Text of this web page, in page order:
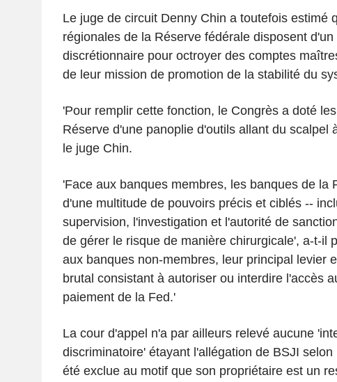
Le juge de circuit Denny Chin a toutefois estimé
régionales de la Réserve fédérale disposent d'un
discrétionnaire pour octroyer des comptes
de leur mission de promotion de la stabilité du
'Pour remplir cette fonction, le Congrès a doté
Réserve d'une panoplie d'outils allant du scalpel
le juge Chin.
'Face aux banques membres, les banques de la
d'une multitude de pouvoirs précis et ciblés --
supervision, l'investigation et l'autorité de
de gérer le risque de manière chirurgicale', a-t-il
aux banques non-membres, leur principal levier
brutal consistant à autoriser ou interdire l'accès
paiement de la Fed.'
La cour d'appel n'a par ailleurs relevé aucune
discriminatoire' étayant l'allégation de BSJI
été exclue au motif que son propriétaire est un